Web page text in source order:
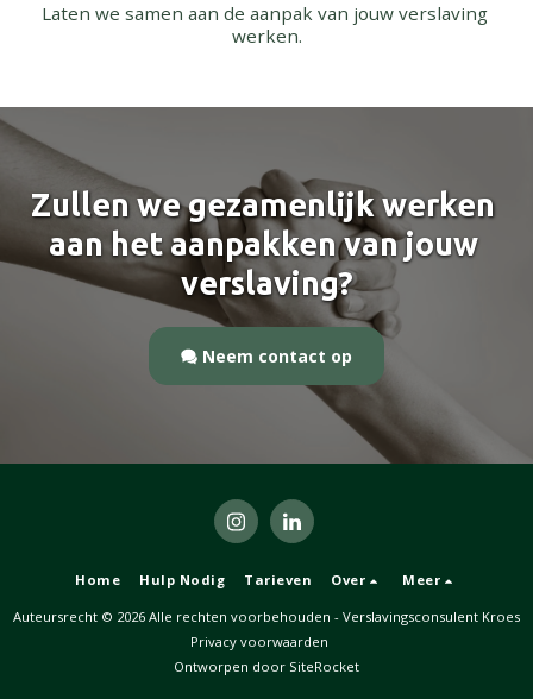
Laten we samen aan de aanpak van jouw verslaving
werken.
Zullen we gezamenlijk werken
aan het aanpakken van jouw
verslaving?
Neem contact op
Home Hulp Nodig Tarieven Over Meer
Auteursrecht © 2026 Alle rechten voorbehouden - Verslavingsconsulent Kroes
Privacy voorwaarden
Ontworpen door SiteRocket